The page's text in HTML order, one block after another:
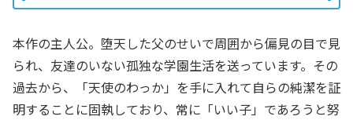
本作の主人公。堕天した父のせいで周囲から偏見の目で見
られ、友達のいない孤独な学園生活を送っています。その
過去から、「天使のわっか」を手に入れて自らの純潔を証
明することに固執しており、常に「いい子」であろうと努